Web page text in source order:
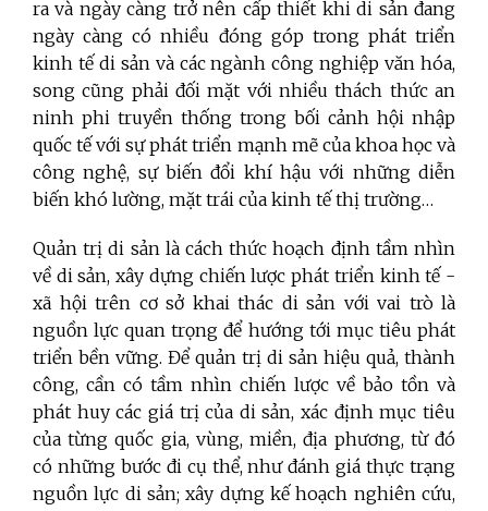
ra và ngày càng trở nên cấp thiết khi di sản đang
ngày càng có nhiều đóng góp trong phát triển
kinh tế di sản và các ngành công nghiệp văn hóa,
song cũng phải đối mặt với nhiều thách thức an
ninh phi truyền thống trong bối cảnh hội nhập
quốc tế với sự phát triển mạnh mẽ của khoa học và
công nghệ, sự biến đổi khí hậu với những diễn
biến khó lường, mặt trái của kinh tế thị trường…
Quản trị di sản là cách thức hoạch định tầm nhìn
về di sản, xây dựng chiến lược phát triển kinh tế -
xã hội trên cơ sở khai thác di sản với vai trò là
nguồn lực quan trọng để hướng tới mục tiêu phát
triển bền vững. Để quản trị di sản hiệu quả, thành
công, cần có tầm nhìn chiến lược về bảo tồn và
phát huy các giá trị của di sản, xác định mục tiêu
của từng quốc gia, vùng, miền, địa phương, từ đó
có những bước đi cụ thể, như đánh giá thực trạng
nguồn lực di sản; xây dựng kế hoạch nghiên cứu,